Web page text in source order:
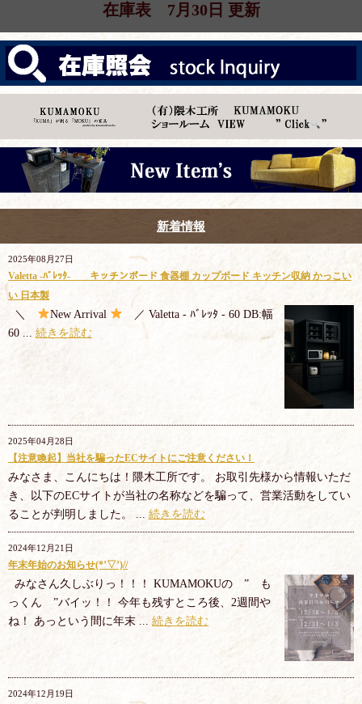
在庫表 7月30日 更新
新着情報
2025年08月27日
Valetta -ﾊﾞﾚｯﾀ- キッチンボード 食器棚 カップボード キッチン収納 かっこい
い 日本製
＼ New Arrival
／ Valetta - ﾊﾞﾚｯﾀ - 60 DB:幅
60 ... 続きを読む
2025年04月28日
【注意喚起】当社を騙ったECサイトにご注意ください！
みなさま、こんにちは！隈木工所です。 お取引先様から情報いただ
き、以下のECサイトが当社の名称などを騙って、営業活動をしてい
ることが判明しました。 ... 続きを読む
2024年12月21日
年末年始のお知らせ(*’▽’)//
みなさん久しぶりっ！！！ KUMAMOKUの ” も
っくん ”バイッ！！ 今年も残すところ後、2週間や
ね！ あっという間に年末 ... 続きを読む
2024年12月19日